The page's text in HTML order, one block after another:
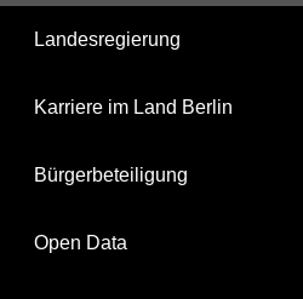
Landesregierung
Karriere im Land Berlin
Bürgerbeteiligung
Open Data